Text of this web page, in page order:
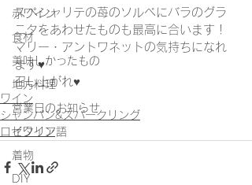
赤ワイン
食材
美味しかったもの
地方料理
営業日のお知らせ
イタリア語
着物
DIY
スペシャリテの苺のソルベにバラのグラ
ニタをあわせたものも最高に合います！
マリー・アントワネットの気持ちになれ
ます♥
召し上がれ♥
ワイン
シャンパン&スパークリング
ロゼワイン